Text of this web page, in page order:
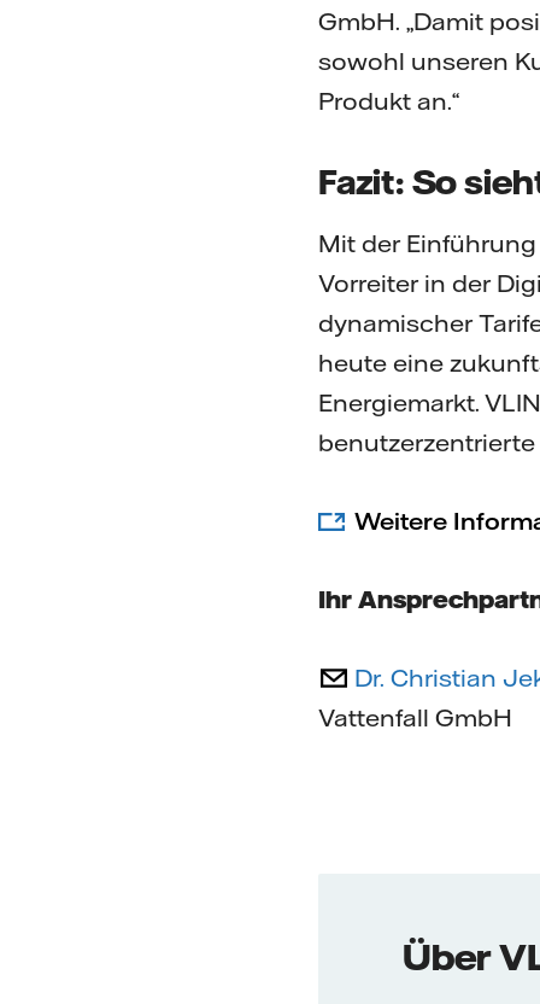
GmbH. „Damit
sowohl unseren
Produkt an.“
Fazit: So
Mit der
Vorreiter in der
dynamischer
heute eine
Energiemarkt.
Weitere
Ihr
Dr. Christian
Vattenfall GmbH
Über